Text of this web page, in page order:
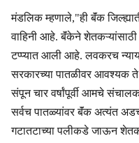
मंडलिक म्हणाले,"ही बॅंक
वाहिनी आहे. बॅंकेने
टप्प्यात आली आहे. लवकरच
सरकारच्या पातळीवर आवश्‍यक ते
संपून चार वर्षांपूर्वी आमचे
सर्वच पातळ्यांवर बॅंक अत्यंत
गटातटाच्या पलीकडे जाऊन